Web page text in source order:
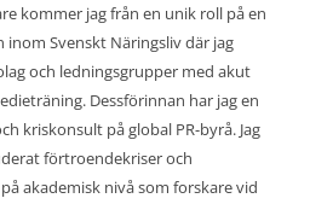
kommer jag från en unik roll på en
inom Svenskt Näringsliv där jag
och ledningsgrupper med akut
Dessförinnan har jag en
kriskonsult på global PR-byrå. Jag
förtroendekriser och
akademisk nivå som forskare vid